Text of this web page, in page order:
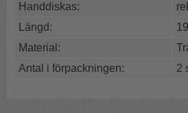
Spatlarna i silikon är också
bakar cup cakes, muffins och tårtor.
En liten slickepott i "skedform" och
Handdiskas:
Längd:
Material:
Antal i förpackningen:
2